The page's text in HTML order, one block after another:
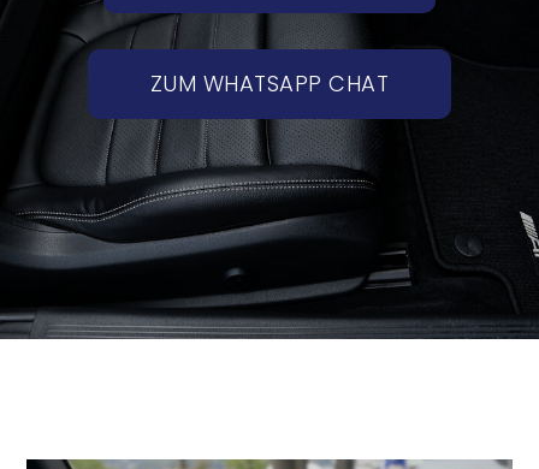
ZUM WHATSAPP CHAT